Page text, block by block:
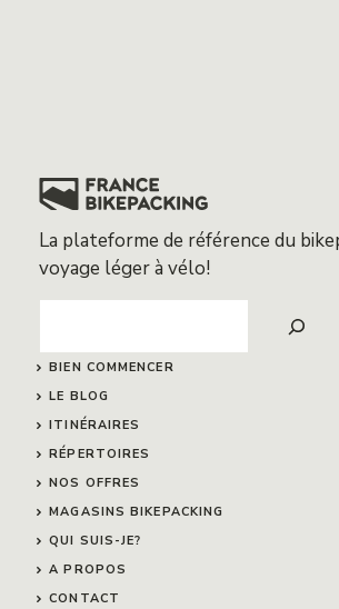
La plateforme de référence du
voyage léger à vélo!
BIEN COMMENCER
LE BLOG
ITINÉRAIRES
RÉPERTOIRES
NOS OFFRES
MAGASINS BIKEPACKING
QUI SUIS-JE?
A PROPOS
CONTACT